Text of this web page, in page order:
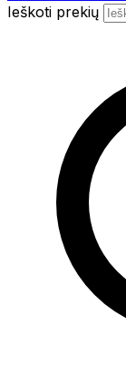
Ieškoti prekių